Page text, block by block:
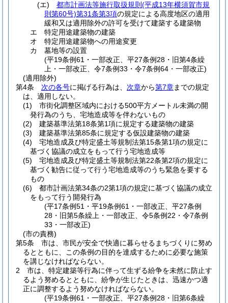
(エ)
都市計画法等施行取扱規則(平成13年横須賀市規
則第60号)第31条第3項の規定による高度地区の適用
緩和又は適用除外の許可を受けて建築する建築物
エ
特定用途建築物の建築
オ
特定用途建築物への用途変更
カ
墓地等の設置
(平19条例61・一部改正、平27条例28・旧第4条繰
上・一部改正、令7条例33・令7条例64・一部改正)
(適用除外)
第4条
次の各号に掲げる行為は、 次章から第7章までの規定
は、適用しない。
(1)
市街化調整区域内における500平方メートル未満の開
発行為のうち、宅地造成等を伴わないもの
(2)
建築基準法第18条第1項に規定する建築物の建築
(3)
建築基準法第85条に規定する仮設建築物の建築
(4)
宅地造成及び特定盛土等規制法第15条第1項の規定に
基づく協議の成立をもって行う宅地造成等
(5)
宅地造成及び特定盛土等規制法第22条第2項の規定に
基づく勧告に従って行う宅地造成等のうち緊急を要する
もの
(6)
都市計画法第34条の2第1項の規定に基づく協議の成立
をもって行う開発行為
(平17条例51・平19条例61・一部改正、平27条例
28・旧第5条繰上・一部改正、令5条例22・令7条例
33・一部改正)
(市の責務)
第5条
市は、市民が安全で快適に暮らせるまちづくりに努め
るとともに、この条例の目的を達成するために必要な施策
を講じなければならない。
2
市は、特定建築等行為に伴って生ずる紛争を未然に防止す
るよう努めるとともに、紛争が生じたときは、迅速かつ適
正に調整するよう努めなければならない。
(平19条例61・一部改正、平27条例28・旧第6条繰